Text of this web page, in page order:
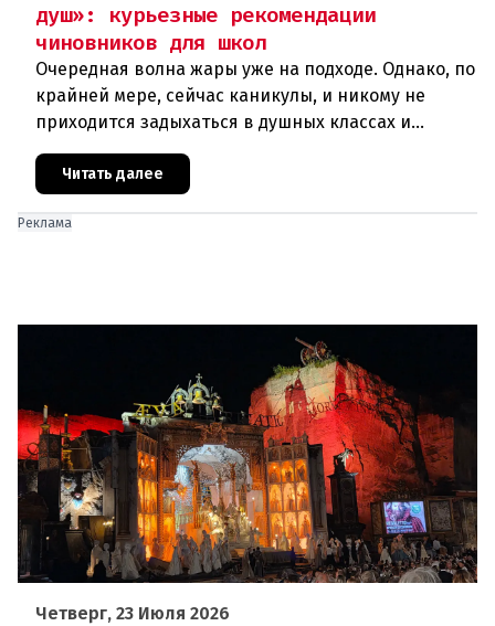
душ»: курьезные рекомендации
чиновников для школ
Очередная волна жары уже на подходе. Однако, по
крайней мере, сейчас каникулы, и никому не
приходится задыхаться в душных классах и
была в конце июня, ког
Читать далее
Реклама
Четверг, 23 Июля 2026